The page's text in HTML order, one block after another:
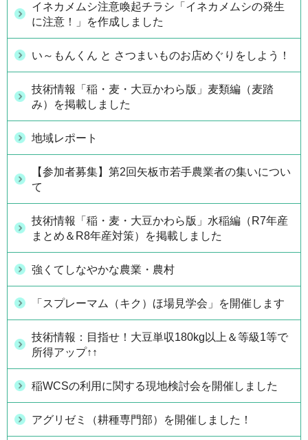
イネカメムシ注意喚起チラシ「イネカメムシの発生
に注意！」を作成しました
い～もんくん と さつまいものお店めぐりをしよう！
技術情報「稲・麦・大豆かわら版」麦類編（麦踏
み）を掲載しました
地域レポート
【参加者募集】第2回矢板市若手農業者の集いについ
て
技術情報「稲・麦・大豆かわら版」水稲編（R7年産
まとめ＆R8年産対策）を掲載しました
強くてしなやかな農業・農村
「スプレーマム（キク）ほ場見学会」を開催します
技術情報：目指せ！大豆単収180kg以上＆等級1等で
所得アップ↑↑
稲WCSの利用に関する現地検討会を開催しました
アグリゼミ（耕種専門部）を開催しました！